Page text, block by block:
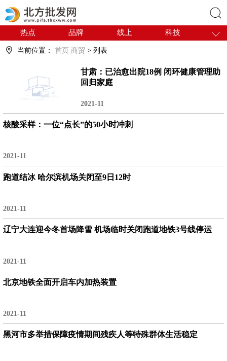
搜索
热点 品牌 线上
科技
干货
电商
当前位置： 首页 商贸 > 列表
甘肃：已治愈出院18例 闭环健康管理助
回归家庭
2021-11
核酸采样：一位“点长”的50小时冲刺
2021-11
跑道结冰 哈尔滨机场关闭至9日12时
2021-11
辽宁大连迎今冬首场降雪 机场临时关闭跑道地铁3号线停运
2021-11
北京地铁全面开启车内加热装置
2021-11
黑河市多举措保障疫情期间残疾人等特殊群体生活稳定